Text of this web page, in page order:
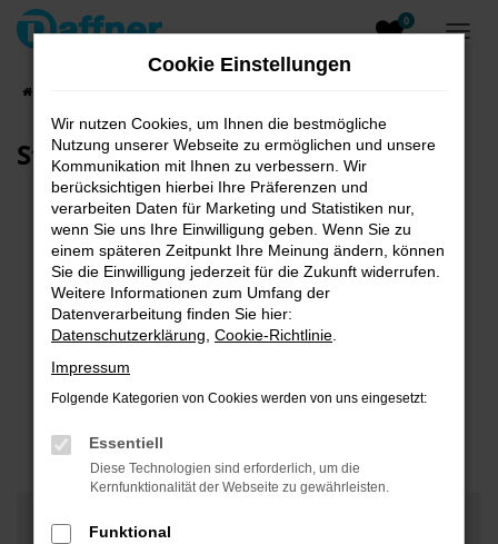
Zum
Hauptinhalt
0
Standorte
Cookie Einstellungen
Wir nutzen Cookies, um Ihnen die bestmögliche
Nutzung unserer Webseite zu ermöglichen und unsere
Kommunikation mit Ihnen zu verbessern. Wir
berücksichtigen hierbei Ihre Präferenzen und
verarbeiten Daten für Marketing und Statistiken nur,
wenn Sie uns Ihre Einwilligung geben. Wenn Sie zu
einem späteren Zeitpunkt Ihre Meinung ändern, können
Sie die Einwilligung jederzeit für die Zukunft widerrufen.
Weitere Informationen zum Umfang der
Datenverarbeitung finden Sie hier:
Datenschutzerklärung Cookie-Richtlinie
Impressum
Folgende Kategorien von Cookies werden von uns eingesetzt:
Essentiell
Diese Technologien sind erforderlich, um die
Kernfunktionalität der Webseite zu gewährleisten.
Funktional